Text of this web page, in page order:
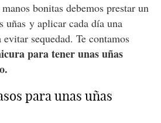
bonitas debemos prestar un
uñas y aplicar cada día una
sequedad. Te contamos
para tener unas uñas
para unas uñas